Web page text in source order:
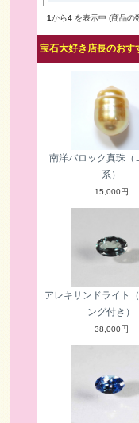
1から4 を表示中 (商品の
宝石大好き店長のおす
南洋バロック真珠（
系）
15,000円
アレキサンドライト
ング付き）
38,000円